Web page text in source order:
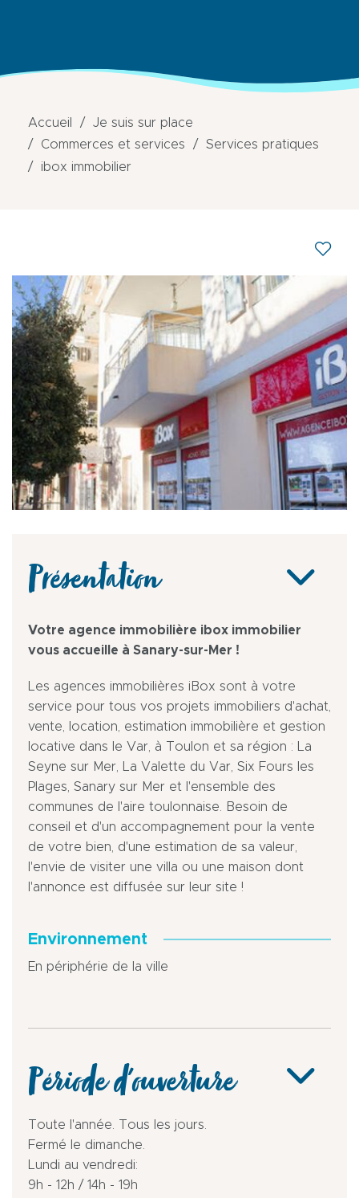
Accueil
Je suis sur place
Commerces et services
Services pratiques
ibox immobilier
Présentation
Votre agence immobilière ibox immobilier
vous accueille à Sanary-sur-Mer !
Les agences immobilières iBox sont à votre
service pour tous vos projets immobiliers d'achat,
vente, location, estimation immobilière et gestion
locative dans le Var, à Toulon et sa région : La
Seyne sur Mer, La Valette du Var, Six Fours les
Plages, Sanary sur Mer et l'ensemble des
communes de l'aire toulonnaise. Besoin de
conseil et d'un accompagnement pour la vente
de votre bien, d'une estimation de sa valeur,
l'envie de visiter une villa ou une maison dont
l'annonce est diffusée sur leur site !
Environnement
En périphérie de la ville
Période d'ouverture
Toute l'année. Tous les jours.
Fermé le dimanche.
Lundi au vendredi:
9h - 12h / 14h - 19h